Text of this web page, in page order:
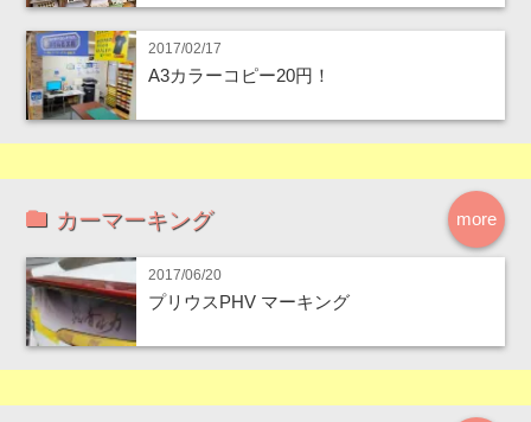
2017/02/17
A3カラーコピー20円！
more
カーマーキング
2017/06/20
プリウスPHV マーキング